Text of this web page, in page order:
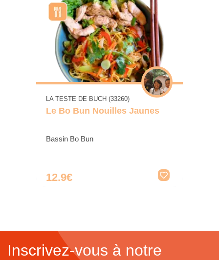
LA TESTE DE BUCH (33260)
Le Bo Bun Nouilles Jaunes
Bassin Bo Bun
12.9€
Inscrivez-vous à notre